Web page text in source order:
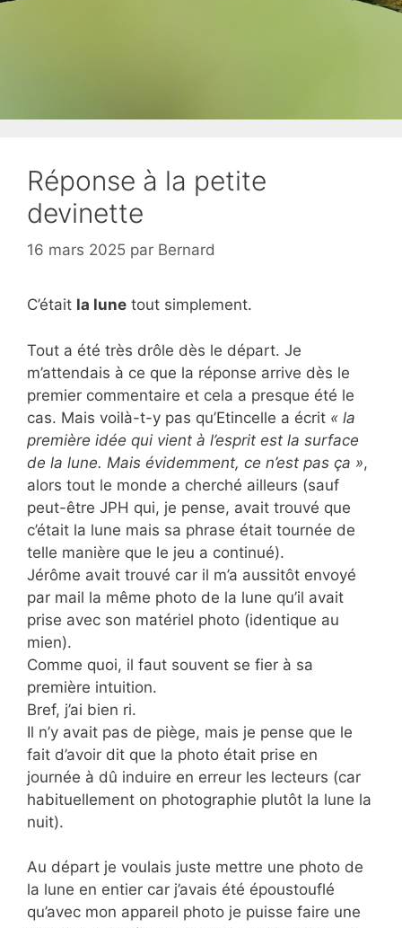
Réponse à la petite
devinette
16 mars 2025 par Bernard
C’était la lune tout simplement.
Tout a été très drôle dès le départ. Je
m’attendais à ce que la réponse arrive dès le
premier commentaire et cela a presque été le
cas. Mais voilà-t-y pas qu’Etincelle a écrit « la
première idée qui vient à l’esprit est la surface
de la lune. Mais évidemment, ce n’est pas ça »,
alors tout le monde a cherché ailleurs (sauf
peut-être JPH qui, je pense, avait trouvé que
c’était la lune mais sa phrase était tournée de
telle manière que le jeu a continué).
Jérôme avait trouvé car il m’a aussitôt envoyé
par mail la même photo de la lune qu’il avait
prise avec son matériel photo (identique au
mien).
Comme quoi, il faut souvent se fier à sa
première intuition.
Bref, j’ai bien ri.
Il n’y avait pas de piège, mais je pense que le
fait d’avoir dit que la photo était prise en
journée à dû induire en erreur les lecteurs (car
habituellement on photographie plutôt la lune la
nuit).
Au départ je voulais juste mettre une photo de
la lune en entier car j’avais été époustouflé
qu’avec mon appareil photo je puisse faire une